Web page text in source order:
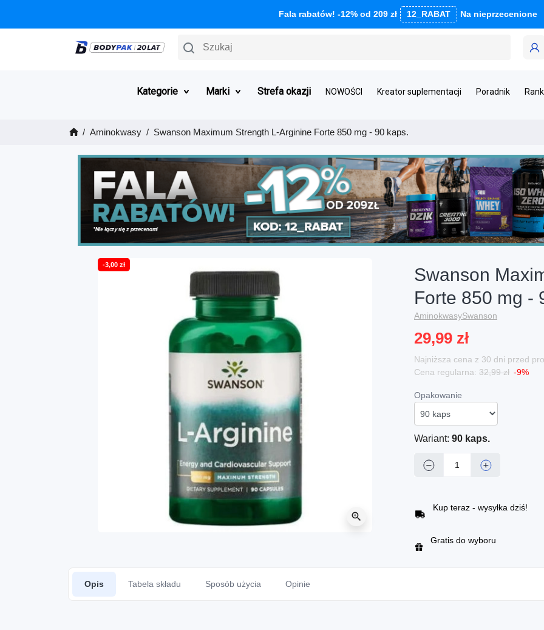
Fala rabatów! -12% od 209 zł 12_RABAT Na nieprzecenione
Szukaj
Kategorie Marki Strefa okazji NOWOŚCI Kreator suplementacji Poradnik
Aminokwasy Swanson Maximum Strength L-Arginine Forte 850 mg - 90 kaps.
-3,00 zł
zoom_in
Swanson
Forte 850 mg -
AminokwasySwanson
29,99 zł
Najniższa cena z 30 dni przed
Cena regularna: 32,99 zł -9%
Opakowanie
Wariant: 90 kaps.
− +
Kup teraz - wysyłka dziś!
Gratis do wyboru
Opis Tabela składu Sposób użycia Opinie